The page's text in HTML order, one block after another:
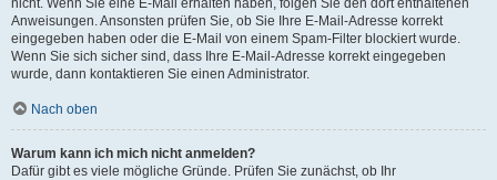
nicht. Wenn Sie eine E-Mail erhalten haben, folgen Sie den dort enthaltenen
Anweisungen. Ansonsten prüfen Sie, ob Sie Ihre E-Mail-Adresse korrekt
eingegeben haben oder die E-Mail von einem Spam-Filter blockiert wurde.
Wenn Sie sich sicher sind, dass Ihre E-Mail-Adresse korrekt eingegeben
wurde, dann kontaktieren Sie einen Administrator.
Nach oben
Warum kann ich mich nicht anmelden?
Dafür gibt es viele mögliche Gründe. Prüfen Sie zunächst, ob Ihr